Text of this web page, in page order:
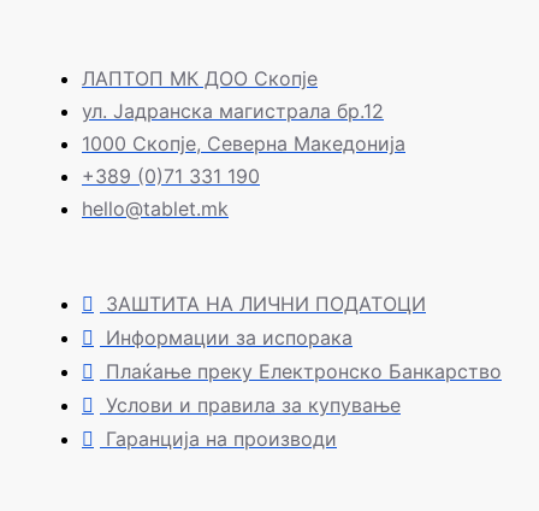
ЛАПТОП МК ДОО Скопје
ул. Јадранска магистрала бр.12
1000 Скопје, Северна Македонија
+389 (0)71 331 190
hello@tablet.mk
ЗАШТИТА НА ЛИЧНИ ПОДАТОЦИ
Информации за испорака
Плаќање преку Електронско Банкарство
Услови и правила за купување
Гаранција на производи